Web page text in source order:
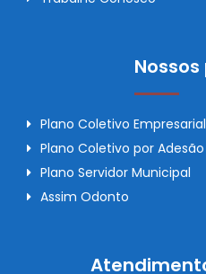
Plano Coletivo Empresarial
Plano Coletivo por Adesão
Plano Servidor Municipal
Assim Odonto